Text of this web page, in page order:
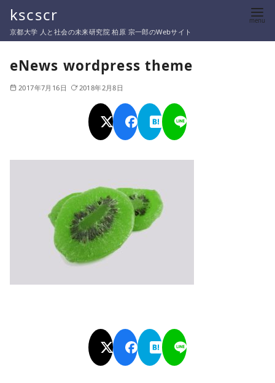
テ
kscscr
京都大学 人と社会の未来研究院 柏原 宗一郎のWebサイト
eNews wordpress theme
2017年7月16日 2018年2月8日